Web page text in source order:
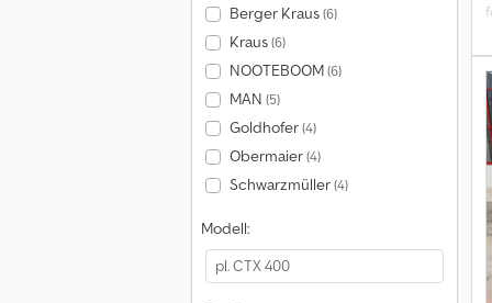
Berger Kraus(6)
Kraus(6)
NOOTEBOOM(6)
MAN (5)
Goldhofer(4)
Obermaier(4)
Schwarzmüller(4)
Modell: